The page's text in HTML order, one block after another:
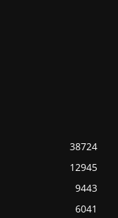
38724
12945
9443
6041